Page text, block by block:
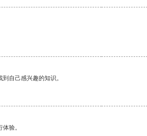
自己感兴趣的知识。
验。